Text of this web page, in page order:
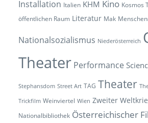
Installation Italien KHM Kino Kosmos
öffentlichen Raum Literatur Mak
Nationalsozialismus Niederösterreich
Theater Performance
Stephansdom Street Art TAG Theater
Trickfilm Weinviertel Wien Zweiter
Nationalbibliothek Österreichischer